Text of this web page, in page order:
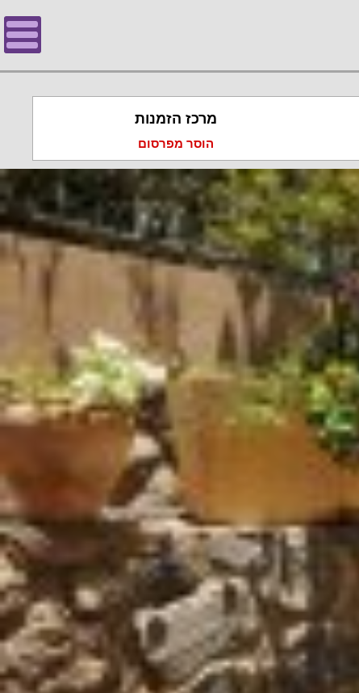
מרכז הזמנות
הוסר מפרסום